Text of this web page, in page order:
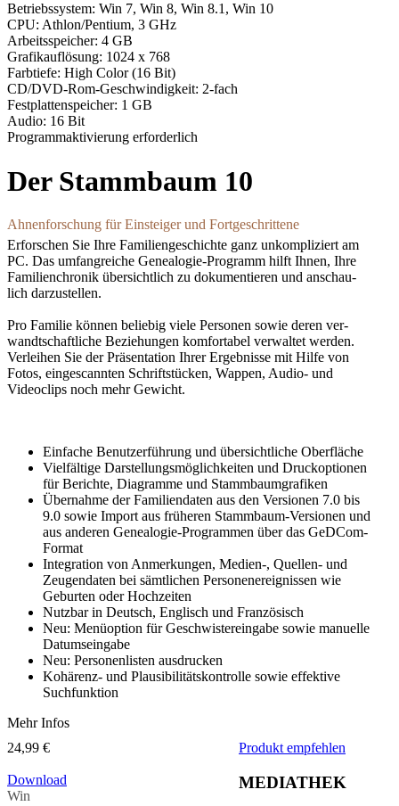
Betriebssystem: Win 7, Win 8, Win 8.1, Win 10
CPU: Athlon/Pentium, 3 GHz
Arbeitsspeicher: 4 GB
Grafikauflösung: 1024 x 768
Farbtiefe: High Color (16 Bit)
CD/DVD-Rom-Geschwindigkeit: 2-fach
Festplattenspeicher: 1 GB
Audio: 16 Bit
Programmaktivierung erforderlich
Der Stammbaum 10
Ahnenforschung für Einsteiger und Fortgeschrittene
Erforschen Sie Ihre Familiengeschichte ganz unkompliziert am
PC. Das umfangreiche Genealogie-Programm hilft Ihnen, Ihre
Familienchronik übersichtlich zu dokumentieren und anschau-
lich darzustellen.
Pro Familie können beliebig viele Personen sowie deren ver-
wandtschaftliche Beziehungen komfortabel verwaltet werden.
Verleihen Sie der Präsentation Ihrer Ergebnisse mit Hilfe von
Fotos, eingescannten Schriftstücken, Wappen, Audio- und
Videoclips noch mehr Gewicht.
Einfache Benutzerführung und übersichtliche Oberfläche
Vielfältige Darstellungsmöglichkeiten und Druckoptionen
für Berichte, Diagramme und Stammbaumgrafiken
Übernahme der Familiendaten aus den Versionen 7.0 bis
9.0 sowie Import aus früheren Stammbaum-Versionen und
aus anderen Genealogie-Programmen über das GeDCom-
Format
Integration von Anmerkungen, Medien-, Quellen- und
Zeugendaten bei sämtlichen Personenereignissen wie
Geburten oder Hochzeiten
Nutzbar in Deutsch, Englisch und Französisch
Neu: Menüoption für Geschwistereingabe sowie manuelle
Datumseingabe
Neu: Personenlisten ausdrucken
Kohärenz- und Plausibilitätskontrolle sowie effektive
Suchfunktion
Mehr Infos
24,99 €
Download
Win
Produkt empfehlen
MEDIATHEK